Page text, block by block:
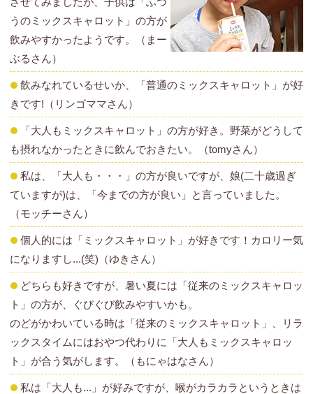
うのミックスキャロット」の方が
飲みやすかったようです。（まー
ぶるさん）
飲みなれているせいか、「普通のミックスキャロット」が好
きです!（リンゴママさん）
「大人もミックスキャロット」の方が好き。野菜がどうして
も摂れなかったときに飲んでおきたい。（tomyさん）
私は、「大人も・・・」の方が良いですが、娘(二十歳過ぎ
ていますが)は、「今までの方が良い」と言っていました。
（モッチーさん）
個人的には「ミックスキャロット」が好きです！カロリー気
になりますし...(笑)（ゆきさん）
どちらも好きですが、暑い夏には「従来のミックスキャロッ
ト」の方が、ぐびぐび飲みやすいかも。
のどがかわいている時は「従来のミックスキャロット」、リラ
ックスタイムにはおやつ代わりに「大人もミックスキャロッ
ト」が合う気がします。（もにゃはなさん）
私は「大人も...」が好みですが、喉がカラカラというときは